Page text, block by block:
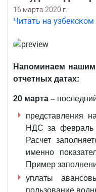
16 марта 2020 г.
Читать на
Напоминаем
отчетных датах:
20 марта –
представления
НДС за
Расчет
именно
Пример
уплаты
пользование